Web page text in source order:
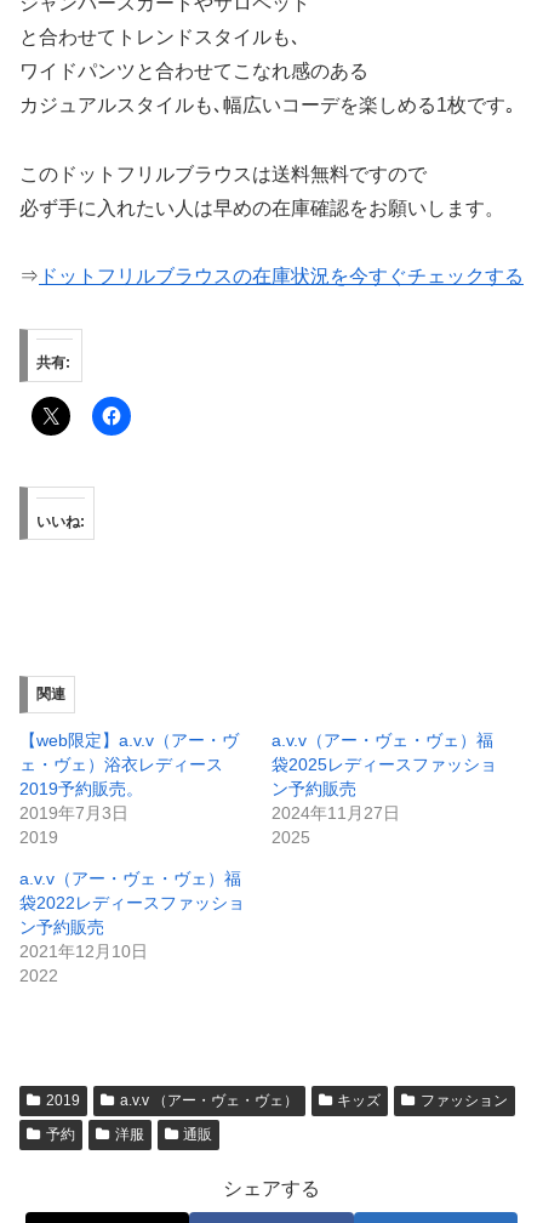
と合わせてトレンドスタイルも､
ワイドパンツと合わせてこなれ感のある
カジュアルスタイルも､幅広いコーデを楽しめる1枚です｡
このドットフリルブラウスは送料無料ですので
必ず手に入れたい人は早めの在庫確認をお願いします。
⇒ ドットフリルブラウスの在庫状況を今すぐチェックする
共有:
いいね:
関連
【web限定】a.v.v（アー・ヴ
ェ・ヴェ）浴衣レディース
2019予約販売。
2019年7月3日
2019
a.v.v（アー・ヴェ・ヴェ）福
袋2025レディースファッショ
ン予約販売
2024年11月27日
2025
a.v.v（アー・ヴェ・ヴェ）福
袋2022レディースファッショ
ン予約販売
2021年12月10日
2022
2019 a.v.v （アー・ヴェ・ヴェ） キッズ
ファッション
予約
洋服 通販
シェアする